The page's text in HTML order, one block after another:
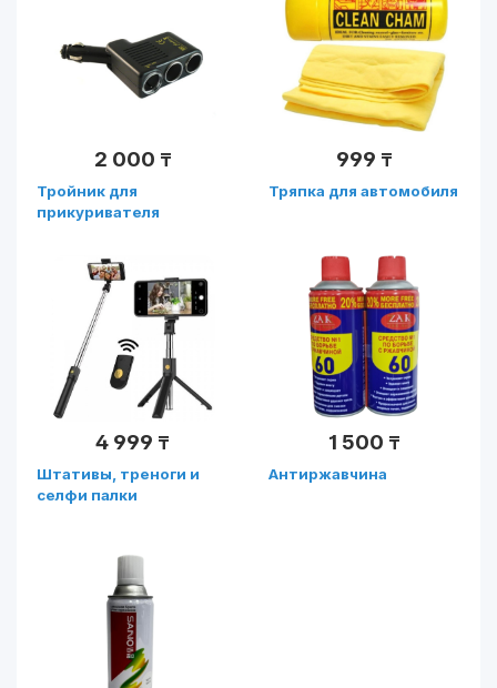
2 000 ₸
Тройник для
прикуривателя
999 ₸
Тряпка для автомобиля
4 999 ₸
Штативы, треноги и
селфи палки
1 500 ₸
Антиржавчина